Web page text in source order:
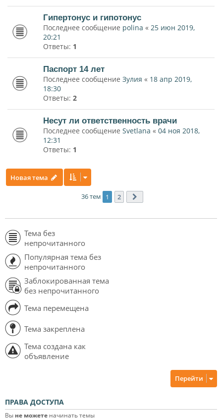
Гипертонус и гипотонус
Последнее сообщение polina « 25 июн 2019,
20:21
Ответы: 1
Паспорт 14 лет
Последнее сообщение Зулия « 18 апр 2019,
18:30
Ответы: 2
Несут ли ответственность врачи
Последнее сообщение Svetlana « 04 ноя 2018,
12:31
Ответы: 1
Новая тема
36 тем 1 2
Тема без
непрочитанного
Популярная тема без
непрочитанного
Заблокированная тема
без непрочитанного
Тема перемещена
Тема закреплена
Тема создана как
объявление
Перейти
ПРАВА ДОСТУПА
Вы не можете начинать темы